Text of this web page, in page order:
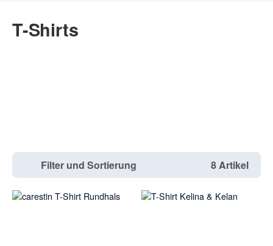
T-Shirts
Filter und Sortierung 8 Artikel